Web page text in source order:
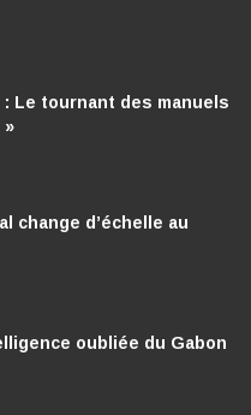
: Le tournant des manuels
»
change d’échelle au
oubliée du Gabon